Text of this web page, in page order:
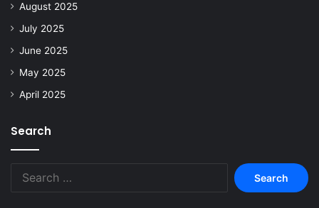
August 2025
July 2025
June 2025
May 2025
April 2025
Search